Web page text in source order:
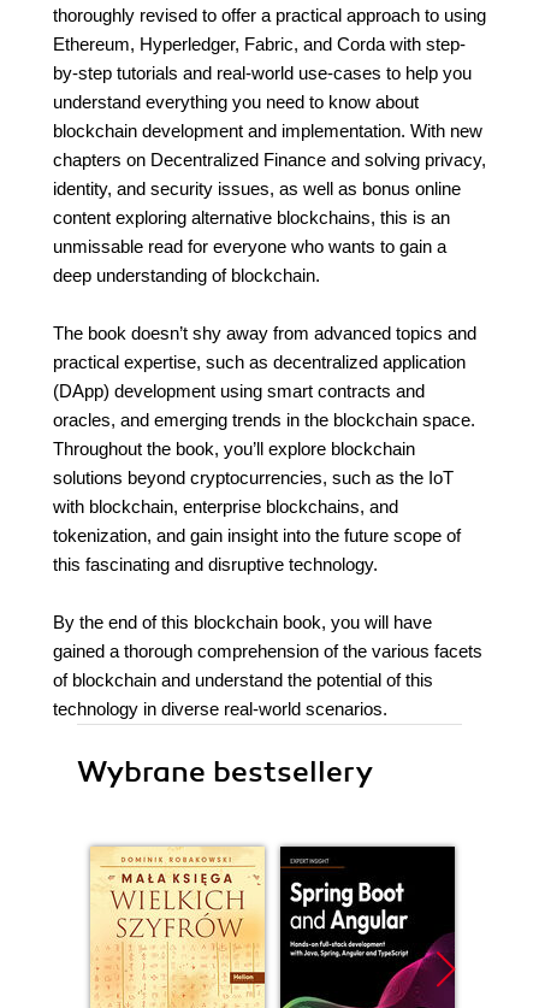
thoroughly revised to offer a practical approach to using
Ethereum, Hyperledger, Fabric, and Corda with step-
by-step tutorials and real-world use-cases to help you
understand everything you need to know about
blockchain development and implementation. With new
chapters on Decentralized Finance and solving privacy,
identity, and security issues, as well as bonus online
content exploring alternative blockchains, this is an
unmissable read for everyone who wants to gain a
deep understanding of blockchain.
The book doesn’t shy away from advanced topics and
practical expertise, such as decentralized application
(DApp) development using smart contracts and
oracles, and emerging trends in the blockchain space.
Throughout the book, you’ll explore blockchain
solutions beyond cryptocurrencies, such as the IoT
with blockchain, enterprise blockchains, and
tokenization, and gain insight into the future scope of
this fascinating and disruptive technology.
By the end of this blockchain book, you will have
gained a thorough comprehension of the various facets
of blockchain and understand the potential of this
technology in diverse real-world scenarios.
Wybrane bestsellery